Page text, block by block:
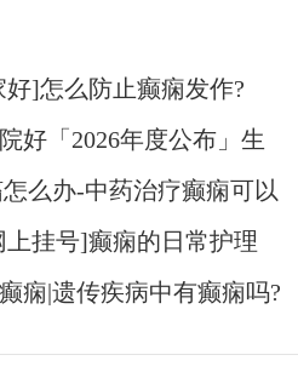
]怎么防止癫痫发作?
好「2026年度公布」生
诱因有哪些?
么办-中药治疗癫痫可以
挂号]癫痫的日常护理
痫|遗传疾病中有癫痫吗?